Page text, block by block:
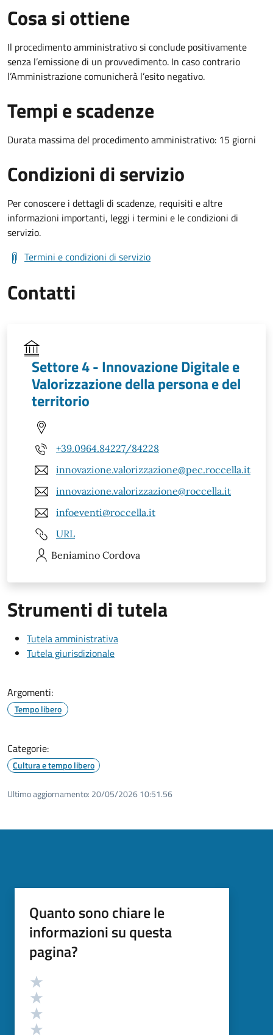
Cosa si ottiene
Il procedimento amministrativo si conclude positivamente
senza l’emissione di un provvedimento. In caso contrario
l’Amministrazione comunicherà l’esito negativo.
Tempi e scadenze
Durata massima del procedimento amministrativo: 15 giorni
Condizioni di servizio
Per conoscere i dettagli di scadenze, requisiti e altre
informazioni importanti, leggi i termini e le condizioni di
servizio.
Termini e condizioni di servizio
Contatti
Settore 4 - Innovazione Digitale e
Valorizzazione della persona e del
territorio
+39.0964.84227/84228
innovazione.valorizzazione@pec.roccella.it
innovazione.valorizzazione@roccella.it
infoeventi@roccella.it
URL
Beniamino Cordova
Strumenti di tutela
Tutela amministrativa
Tutela giurisdizionale
Argomenti:
Tempo libero
Categorie:
Cultura e tempo libero
Ultimo aggiornamento: 20/05/2026 10:51.56
Quanto sono chiare le
informazioni su questa
pagina?
Valutazione